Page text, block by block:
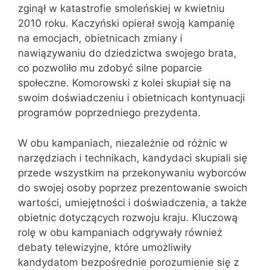
zginął w katastrofie smoleńskiej w kwietniu
2010 roku. Kaczyński opierał swoją kampanię
na emocjach, obietnicach zmiany i
nawiązywaniu do dziedzictwa swojego brata,
co pozwoliło mu zdobyć silne poparcie
społeczne. Komorowski z kolei skupiał się na
swoim doświadczeniu i obietnicach kontynuacji
programów poprzedniego prezydenta.
W obu kampaniach, niezależnie od różnic w
narzędziach i technikach, kandydaci skupiali się
przede wszystkim na przekonywaniu wyborców
do swojej osoby poprzez prezentowanie swoich
wartości, umiejętności i doświadczenia, a także
obietnic dotyczących rozwoju kraju. Kluczową
rolę w obu kampaniach odgrywały również
debaty telewizyjne, które umożliwiły
kandydatom bezpośrednie porozumienie się z